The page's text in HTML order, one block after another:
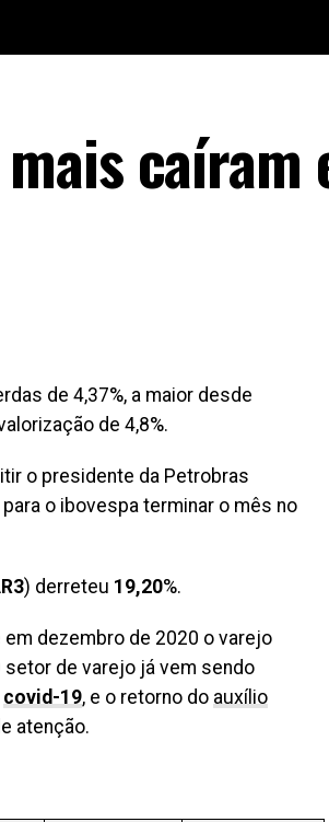
caíram
de 4,37%, a maior desde
de 4,8%.
o presidente da Petrobras
o ibovespa terminar o mês no
) derreteu 19,20%.
dezembro de 2020 o varejo
setor de varejo já vem sendo
covid-19, e o retorno do auxílio
atenção.